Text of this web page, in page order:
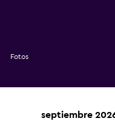
Fotos
septiembre